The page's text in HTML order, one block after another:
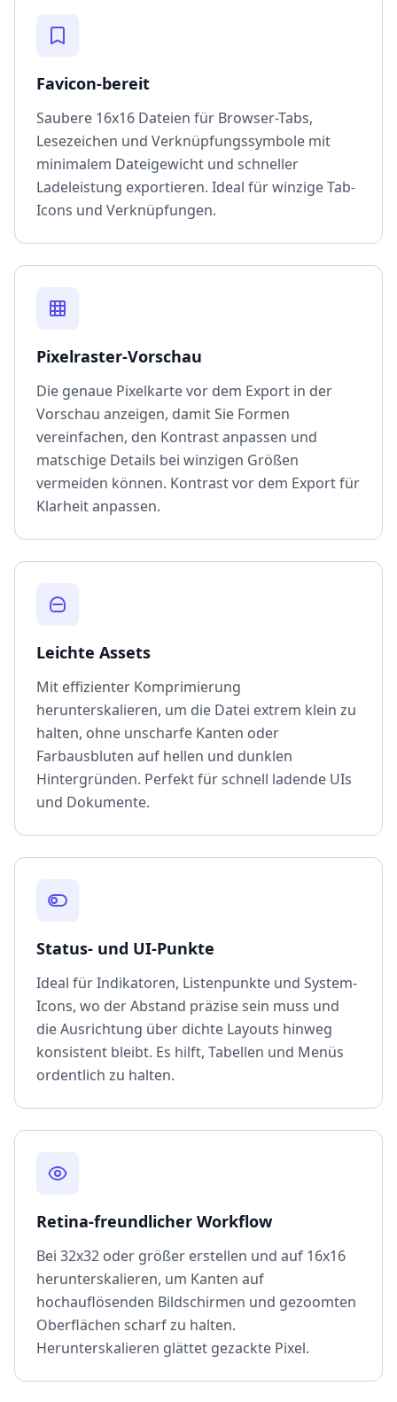
Favicon-bereit
Saubere 16x16 Dateien für Browser-Tabs,
Lesezeichen und Verknüpfungssymbole mit
minimalem Dateigewicht und schneller
Ladeleistung exportieren. Ideal für winzige Tab-
Icons und Verknüpfungen.
Pixelraster-Vorschau
Die genaue Pixelkarte vor dem Export in der
Vorschau anzeigen, damit Sie Formen
vereinfachen, den Kontrast anpassen und
matschige Details bei winzigen Größen
vermeiden können. Kontrast vor dem Export für
Klarheit anpassen.
Leichte Assets
Mit effizienter Komprimierung
herunterskalieren, um die Datei extrem klein zu
halten, ohne unscharfe Kanten oder
Farbausbluten auf hellen und dunklen
Hintergründen. Perfekt für schnell ladende UIs
und Dokumente.
Status- und UI-Punkte
Ideal für Indikatoren, Listenpunkte und System-
Icons, wo der Abstand präzise sein muss und
die Ausrichtung über dichte Layouts hinweg
konsistent bleibt. Es hilft, Tabellen und Menüs
ordentlich zu halten.
Retina-freundlicher Workflow
Bei 32x32 oder größer erstellen und auf 16x16
herunterskalieren, um Kanten auf
hochauflösenden Bildschirmen und gezoomten
Oberflächen scharf zu halten.
Herunterskalieren glättet gezackte Pixel.